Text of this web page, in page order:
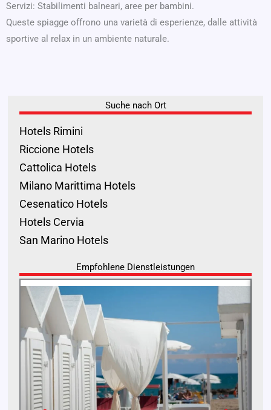
Servizi: Stabilimenti balneari, aree per bambini.
Queste spiagge offrono una varietà di esperienze, dalle attività
sportive al relax in un ambiente naturale.
Suche nach Ort
Hotels Rimini
Riccione Hotels
Cattolica Hotels
Milano Marittima Hotels
Cesenatico Hotels
Hotels Cervia
San Marino Hotels
Empfohlene Dienstleistungen